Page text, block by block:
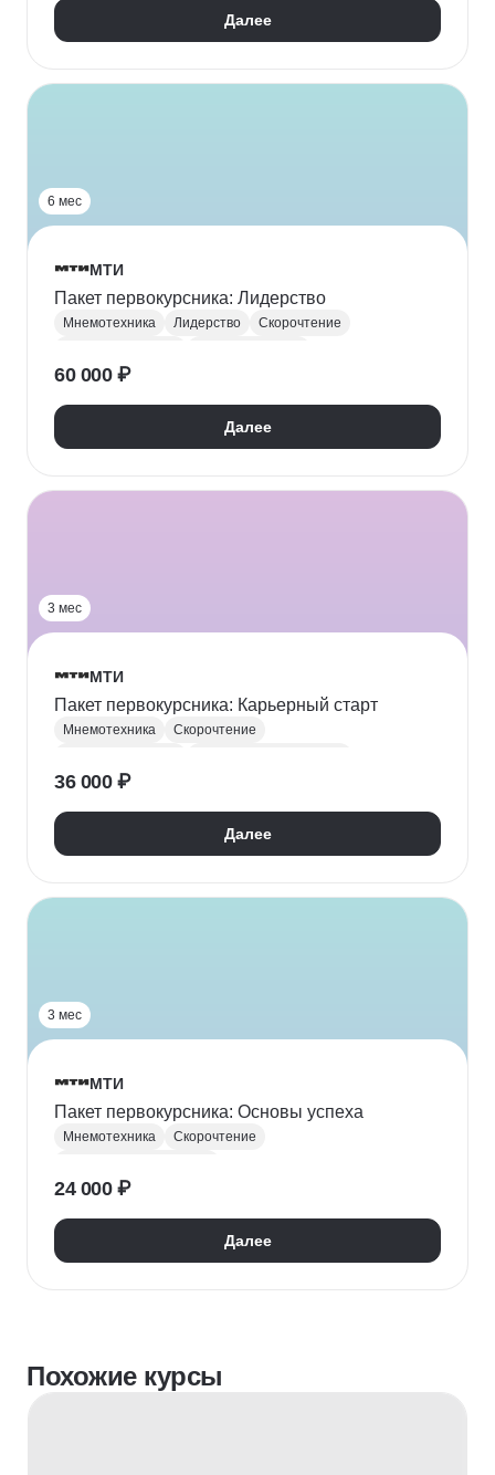
Далее
6 мес
МТИ
Пакет первокурсника: Лидерство
Мнемотехника Лидерство
Скорочтение
60 000 ₽
Далее
3 мес
МТИ
Пакет первокурсника: Карьерный старт
Мнемотехника
Скорочтение
36 000 ₽
Далее
3 мес
МТИ
Пакет первокурсника: Основы успеха
Мнемотехника
Скорочтение
24 000 ₽
Далее
Похожие курсы